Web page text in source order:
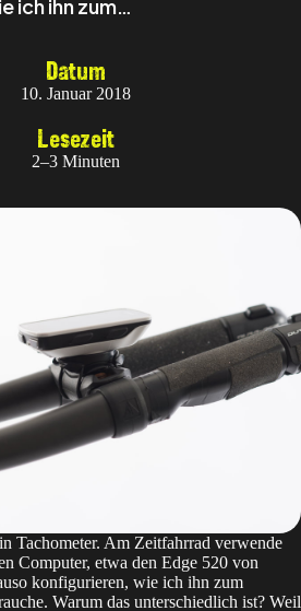
ich ihn zum…
Datum
10. Januar 2018
Lesezeit
2–3 Minuten
Tachometer. Am Zeitfahrrad verwende
Computer, etwa den Edge 520 von
konfigurieren, wie ich ihn zum
Warum das unterschiedlich ist? Weil